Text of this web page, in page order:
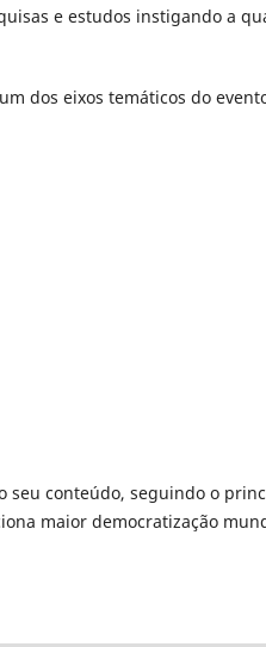
e estudos instigando a
dos eixos temáticos do
seu conteúdo, seguindo o
maior democratização